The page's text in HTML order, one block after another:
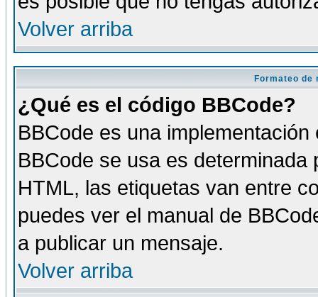
Volver arriba
Formateo de
¿Qué es el código BBCode?
BBCode es una
BBCode se usa es
HTML, las etiquetas van entre
puedes ver el manual de
a publicar un mensaje.
Volver arriba